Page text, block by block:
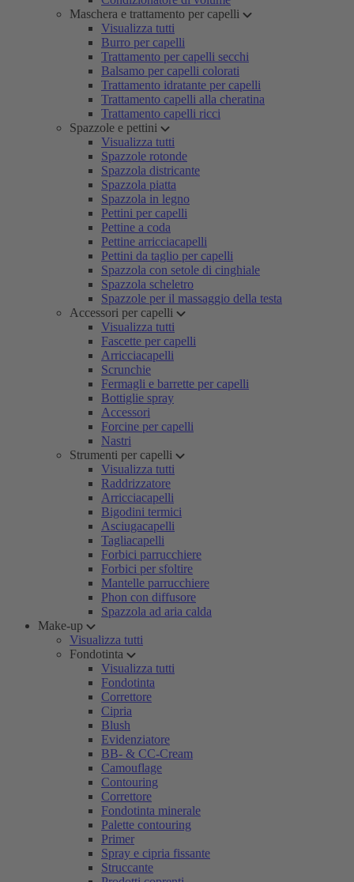
Maschera e trattamento per capelli
Visualizza tutti
Burro per capelli
Trattamento per capelli secchi
Balsamo per capelli colorati
Trattamento idratante per capelli
Trattamento capelli alla cheratina
Trattamento capelli ricci
Spazzole e pettini
Visualizza tutti
Spazzole rotonde
Spazzola districante
Spazzola piatta
Spazzola in legno
Pettini per capelli
Pettine a coda
Pettine arricciacapelli
Pettini da taglio per capelli
Spazzola con setole di cinghiale
Spazzola scheletro
Spazzole per il massaggio della testa
Accessori per capelli
Visualizza tutti
Fascette per capelli
Arricciacapelli
Scrunchie
Fermagli e barrette per capelli
Bottiglie spray
Accessori
Forcine per capelli
Nastri
Strumenti per capelli
Visualizza tutti
Raddrizzatore
Arricciacapelli
Bigodini termici
Asciugacapelli
Tagliacapelli
Forbici parrucchiere
Forbici per sfoltire
Mantelle parrucchiere
Phon con diffusore
Spazzola ad aria calda
Make-up
Visualizza tutti
Fondotinta
Visualizza tutti
Fondotinta
Correttore
Cipria
Blush
Evidenziatore
BB- & CC-Cream
Camouflage
Contouring
Correttore
Fondotinta minerale
Palette contouring
Primer
Spray e cipria fissante
Struccante